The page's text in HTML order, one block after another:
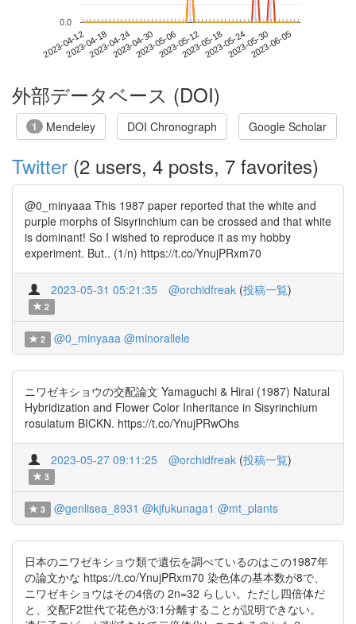
2023-04-122023-04-182023-04-242023-04-302023-05-062023-05-122023-05-182023-05-242023-05-302023-06-05
0.0
外部データベース (DOI)
1 Mendeley DOI Chronograph Google Scholar
Twitter (2 users, 4 posts, 7 favorites)
@0_minyaaa This 1987 paper reported that the white and
purple morphs of Sisyrinchium can be crossed and that white
is dominant! So I wished to reproduce it as my hobby
experiment. But.. (1/n) https://t.co/YnujPRxm70
2023-05-31 05:21:35 @orchidfreak (投稿一覧)
2
2 @0_minyaaa @minorallele
ニワゼキショウの交配論文 Yamaguchi & Hirai (1987) Natural
Hybridization and Flower Color Inheritance in Sisyrinchium
rosulatum BICKN. https://t.co/YnujPRwOhs
2023-05-27 09:11:25 @orchidfreak (投稿一覧)
3
3 @genlisea_8931 @kjfukunaga1 @mt_plants
日本のニワゼキショウ類で遺伝を調べているのはこの1987年
の論文かな https://t.co/YnujPRxm70 染色体の基本数が8で、
ニワゼキショウはその4倍の 2n=32 らしい。ただし四倍体だ
と、交配F2世代で花色が3:1分離することが説明できない。